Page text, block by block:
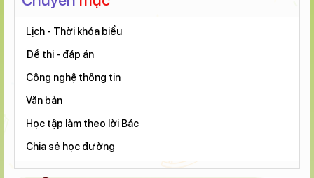
Lịch - Thời khóa biểu
Đề thi - đáp án
Công nghệ thông tin
Văn bản
Học tập làm theo lời Bác
Chia sẻ học đường